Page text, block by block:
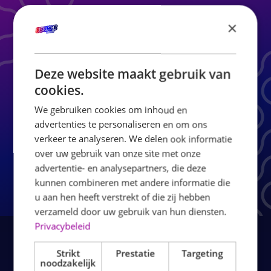
waarom dit hét luchtkussenpark in Enschede is voor
DIRECT RESERVEREN BIJ ENSCHEDE
×
Deze website maakt gebruik van
cookies.
We gebruiken cookies om inhoud en
advertenties te personaliseren en om ons
verkeer te analyseren. We delen ook informatie
over uw gebruik van onze site met onze
advertentie- en analysepartners, die deze
kunnen combineren met andere informatie die
u aan hen heeft verstrekt of die zij hebben
verzameld door uw gebruik van hun diensten.
Privacybeleid
Strikt
noodzakelijk
Prestatie Targeting